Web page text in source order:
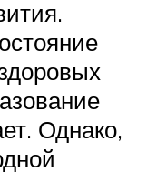
Однако,